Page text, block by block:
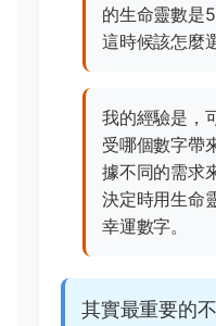
的生命靈數是
這時候該怎麼
我的經驗是，
受哪個數字帶
據不同的需求
決定時用生命
幸運數字。
其實最重要的